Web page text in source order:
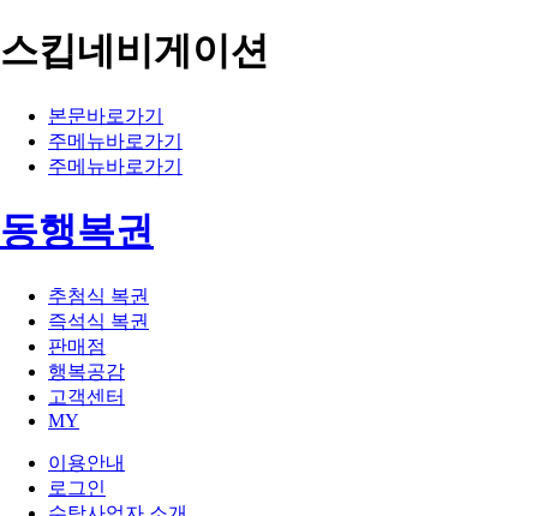
스킵네비게이션
본문바로가기
주메뉴바로가기
주메뉴바로가기
동행복권
추첨식 복권
즉석식 복권
판매점
행복공감
고객센터
MY
이용안내
로그인